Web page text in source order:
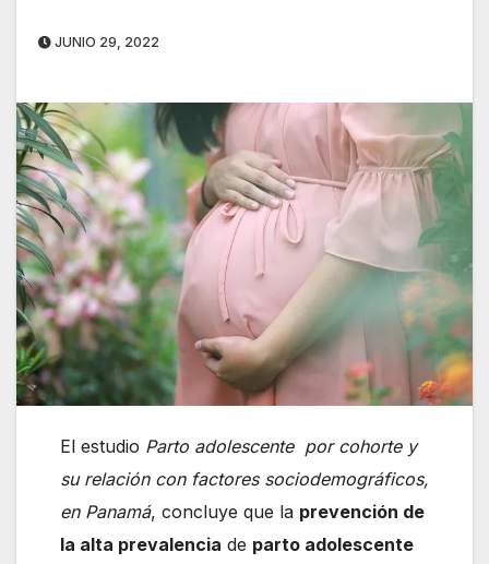
JUNIO 29, 2022
El estudio Parto adolescente por cohorte y
su relación con factores sociodemográficos,
en Panamá, concluye que la prevención de
la alta prevalencia de parto adolescente